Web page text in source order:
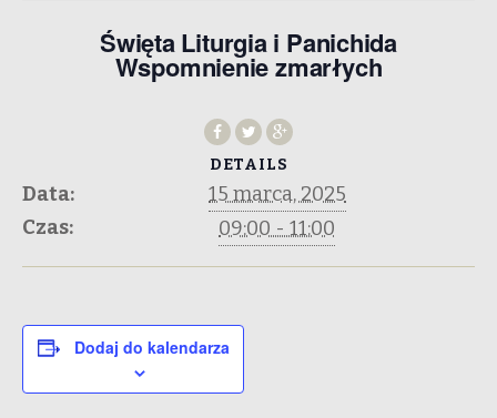
Święta Liturgia i Panichida
Wspomnienie zmarłych
DETAILS
Data:
15 marca, 2025
Czas:
09:00 - 11:00
Dodaj do kalendarza